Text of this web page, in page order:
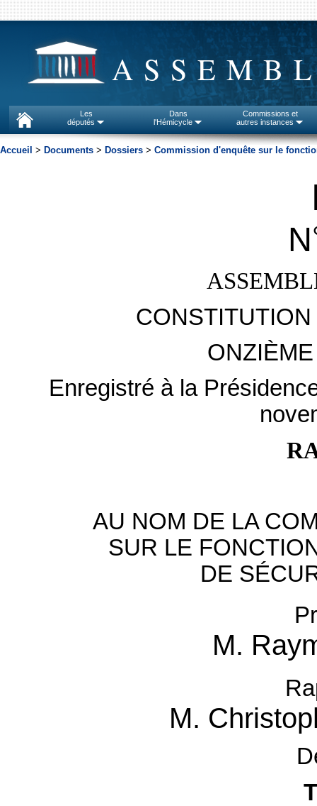
Les
députés
Dans
l'Hémicycle
Commissions et
autres instances
Accueil > Documents > Dossiers > Commission d'enquête sur le
N
Enregistré à la
AU NOM DE LA
SUR LE
DE
M.
M.